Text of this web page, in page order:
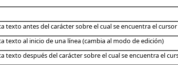
texto antes del carácter sobre el cual se encuentra el
texto al inicio de una línea (cambia al modo de edición)
texto después del carácter sobre el cual se encuentra el